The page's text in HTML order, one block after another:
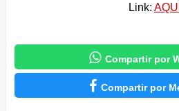
Link: AQUÍ
 Compartir por
 Compartir por